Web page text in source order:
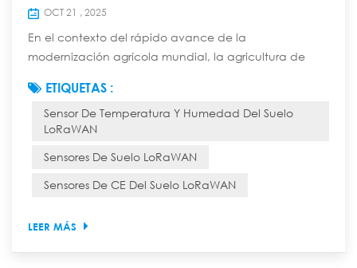
OCT 21 , 2025
En el contexto del rápido avance de la
modernización agrícola mundial, la agricultura de
mejorar la eficiencia de la producción agrícola,
garantizar la seguridad alimentaria y lograr un
desarrollo agrícola sostenible. Como dispositivo clave
para la obtención de datos edáficos esenciales en la
n...
ETIQUETAS :
Sensor De Temperatura Y Humedad Del Suelo
LoRaWAN
Sensores De Suelo LoRaWAN
Sensores De CE Del Suelo LoRaWAN
LEER MÁS